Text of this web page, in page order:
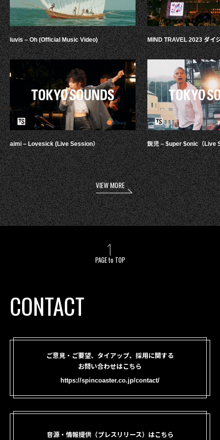
luvis – Oh (Official Music Video)
aimi – Lovesick (Live Session）
MIND TRAVEL 2023 ダイ
鋭児 – $uper $onic（Live
VIEW MORE
PAGE to TOP
CONTACT
ご意見・ご要望、タイアップ、採用に関する
お問い合わせはこちら
https://spincoaster.co.jp/contact/
音源・情報提供（プレスリリース）はこちら